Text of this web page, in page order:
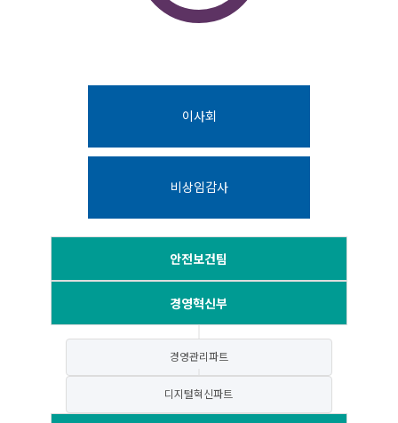
이사회
비상임감사
안전보건팀
경영혁신부
경영관리파트
디지털혁신파트